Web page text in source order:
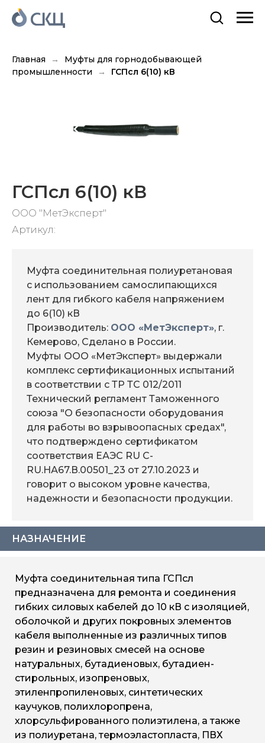
Главная
Муфты для горнодобывающей
промышленности
ГСПсл 6(10) кВ
ГСПсл 6(10) кВ
ООО "МетЭксперт"
Артикул:
Муфта соединительная полиуретановая
с использованием самослипающихся
лент для гибкого кабеля напряжением
до 6(10) кВ
Производитель: ООО «МетЭксперт», г.
Кемерово, Сделано в России.
Муфты ООО «МетЭксперт» выдержали
комплекс сертификационных испытаний
в соответствии с ТР ТС 012/2011
Технический регламент Таможенного
союза "О безопасности оборудования
для работы во взрывоопасных средах",
что подтверждено сертификатом
соответствия ЕАЭС RU С-
RU.НА67.В.00501_23 от 27.10.2023 и
говорит о высоком уровне качества,
надежности и безопасности продукции.
НАЗНАЧЕНИЕ
Муфта соединительная типа ГСПсл
предназначена для ремонта и соединения
гибких силовых кабелей до 10 кВ с изоляцией,
оболочкой и других покровных элементов
кабеля выполненные из различных типов
резин и резиновых смесей на основе
натуральных, бутадиеновых, бутадиен-
стирольных, изопреновых,
этиленпропиленовых, синтетических
каучуков, полихлоропрена,
хлорсульфированного полиэтилена, а также
из полиуретана, термоэластопласта, ПВХ